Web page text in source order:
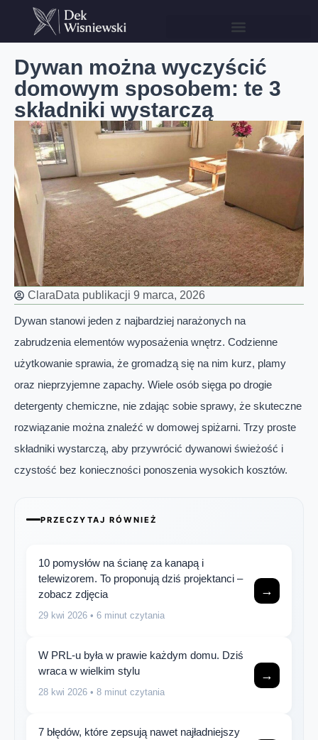
Dywan można wyczyścić
domowym sposobem: te 3
składniki wystarczą
ClaraData publikacji 9 marca, 2026
Dywan stanowi jeden z najbardziej narażonych na
zabrudzenia elementów wyposażenia wnętrz. Codzienne
użytkowanie sprawia, że gromadzą się na nim kurz, plamy
oraz nieprzyjemne zapachy. Wiele osób sięga po drogie
detergenty chemiczne, nie zdając sobie sprawy, że skuteczne
rozwiązanie można znaleźć w domowej spiżarni. Trzy proste
składniki wystarczą, aby przywrócić dywanowi świeżość i
czystość bez konieczności ponoszenia wysokich kosztów.
PRZECZYTAJ RÓWNIEŻ
10 pomysłów na ścianę za kanapą i
telewizorem. To proponują dziś projektanci –
zobacz zdjęcia
29 kwi 2026 • 6 minut czytania
→
W PRL-u była w prawie każdym domu. Dziś
wraca w wielkim stylu
28 kwi 2026 • 8 minut czytania
→
7 błędów, które zepsują nawet najładniejszy